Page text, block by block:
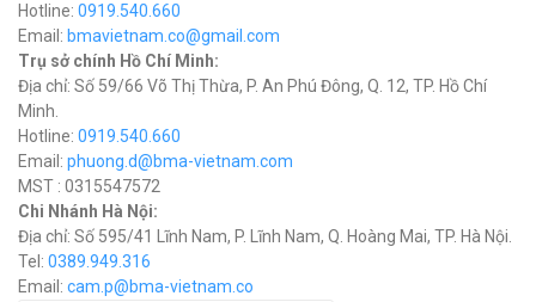
Hotline: 0919.540.660
Email: bmavietnam.co@gmail.com
Trụ sở chính Hồ Chí Minh:
Địa chỉ: Số 59/66 Võ Thị Thừa, P. An Phú Đông, Q. 12, TP. Hồ Chí
Minh.
Hotline: 0919.540.660
Email: phuong.d@bma-vietnam.com
MST : 0315547572
Chi Nhánh Hà Nội:
Địa chỉ: Số 595/41 Lĩnh Nam, P. Lĩnh Nam, Q. Hoàng Mai, TP. Hà Nội.
Tel: 0389.949.316
Email: cam.p@bma-vietnam.co